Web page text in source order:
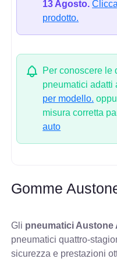
13 Agosto.
prodotto.
Per conoscere le
pneumatici adatti
per modello.
misura corretta
auto
Gomme
Gli pneumatici Austone
pneumatici quattro-
sicurezza e prestazioni